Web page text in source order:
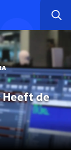
Heeft de